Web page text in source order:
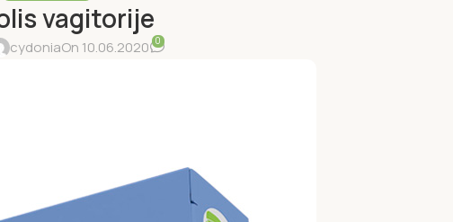
vagitorije
cydoniaOn 10.06.2020 0